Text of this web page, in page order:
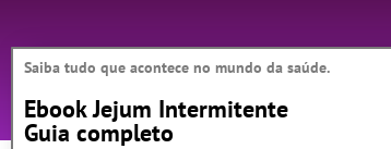
Saiba tudo que acontece no mundo da saúde.
Ebook Jejum Intermitente
Guia completo